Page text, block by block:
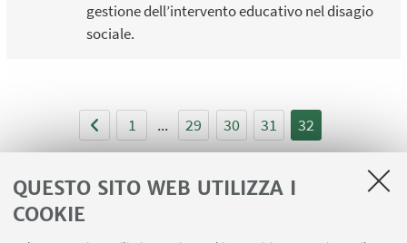
QUESTO SITO WEB UTILIZZA I
COOKIE
gestione dell’intervento educativo nel disagio
sociale.
1 ... 29 30 31 32